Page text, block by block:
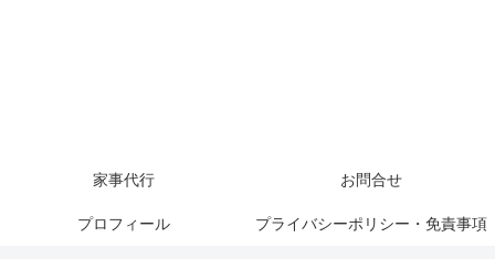
家事代行 お問合せ
プロフィール プライバシーポリシー・免責事項